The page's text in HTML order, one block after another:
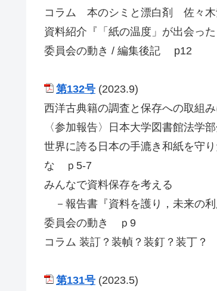
コラム 本のシミと漂白剤 佐々
資料紹介『「紙の温度」が出会
委員会の動き / 編集後記 p12
第132号 (2023.9)
西洋古典籍の調査と保存への取
〈参加報告〉日本大学図書館法
世界に誇る日本の手漉き和紙を守
な ｐ5-7
みんなで資料保存を考える
－報告書『資料を護り，未来の
委員会の動き ｐ9
コラム 装訂？装幀？装釘？装丁
第131号 (2023.5)